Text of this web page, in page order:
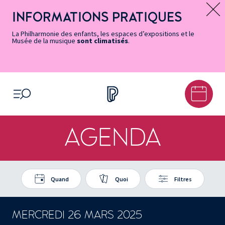
page
Accessibilité
accès
rapides
principal
contenu
principal
page
Message d’information
INFORMATIONS PRATIQUES
La Philharmonie des enfants, les espaces d’expositions et le
Musée de la musique sont climatisés.
OUVRIR LE MENU
AGENDA
MERCREDI 26 MARS 2025
Quand Quoi Filtres